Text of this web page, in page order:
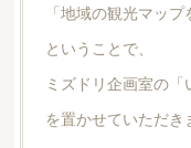
「地域の観光マップ
ということで、
ミズドリ企画室の「
を置かせていただき